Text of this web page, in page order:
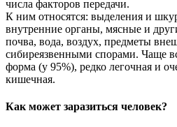
числа факторов передачи.
К ним относятся: выделения и
внутренние органы, мясные и
почва, вода, воздух, предметы
сибиреязвенными спорами. Чаще
форма (у 95%), редко легочная и
кишечная.
Как может заразиться человек?